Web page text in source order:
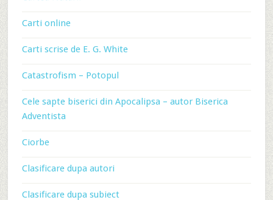
Carti online
Carti scrise de E. G. White
Catastrofism – Potopul
Cele sapte biserici din Apocalipsa – autor Biserica
Adventista
Ciorbe
Clasificare dupa autori
Clasificare dupa subiect